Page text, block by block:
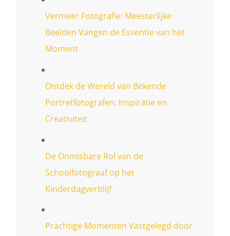
Vermeer Fotografie: Meesterlijke
Beelden Vangen de Essentie van het
Moment
Ontdek de Wereld van Bekende
Portretfotografen: Inspiratie en
Creativiteit
De Onmisbare Rol van de
Schoolfotograaf op het
Kinderdagverblijf
Prachtige Momenten Vastgelegd door